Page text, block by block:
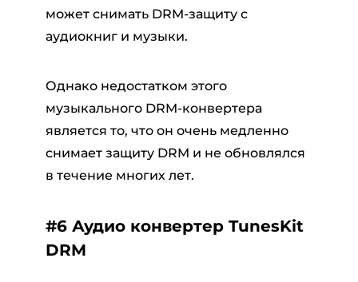
может снимать DRM-защиту с
аудиокниг и музыки.
Однако недостатком этого
музыкального DRM-конвертера
является то, что он очень медленно
снимает защиту DRM и не обновлялся
в течение многих лет.
#6 Аудио конвертер TunesKit
DRM